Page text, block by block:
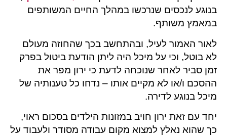
בנוגע לנכסים שנרכשו במהלך החיים המשותפים
במאמץ משותף.
לאור האמור לעיל, ובהתחשב בכך שהחוזה מעולם
לא בוטל, וכי על מיכל היה ליתן הודעת ביטול בפרק
זמן סביר לאחר שנוכחה לדעת כי ירון מפר את
ההסכם ו/או לא מקיים אותו – נדחו כל טענותיה של
מיכל בנוגע לדירה.
יחד עם זאת ירון חויב במזונות הילדים בסכום ראוי,
כך שהוא נאלץ למצוא מקום עבודה מסודר ולעבוד על